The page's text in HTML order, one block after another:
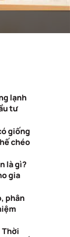
lạnh
tư
giống
chéo
là gì?
gia
phân
Thời